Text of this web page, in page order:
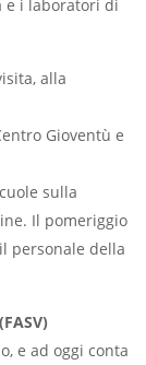
e i laboratori di
alla
Gioventù e
sulla
Il pomeriggio
personale della
e ad oggi conta